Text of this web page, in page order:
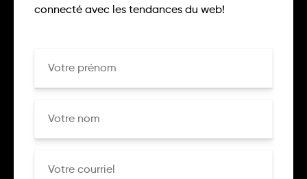
connecté avec les tendances du web!